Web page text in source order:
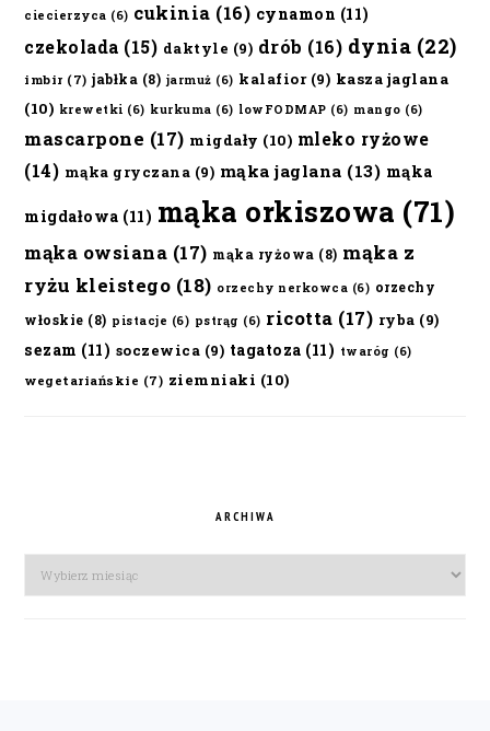
ciecierzyca (6) cukinia (16) cynamon (11)
czekolada (15) daktyle (9) drób (16) dynia (22)
imbir (7) jabłka (8) jarmuż (6) kalafior(9) kasza jaglana
(10) krewetki (6) kurkuma (6) lowFODMAP (6) mango (6)
mascarpone (17) migdały (10) mleko ryżowe
(14) mąka gryczana (9) mąka jaglana (13) mąka
migdałowa (11) mąka orkiszowa (71)
mąka owsiana (17) mąka ryżowa (8) mąka z
ryżu kleistego (18) orzechy nerkowca (6) orzechy
włoskie (8) pistacje (6) pstrąg (6) ricotta (17) ryba (9)
sezam (11) soczewica (9) tagatoza (11) twaróg (6)
wegetariańskie (7) ziemniaki (10)
ARCHIWA
Archiwa